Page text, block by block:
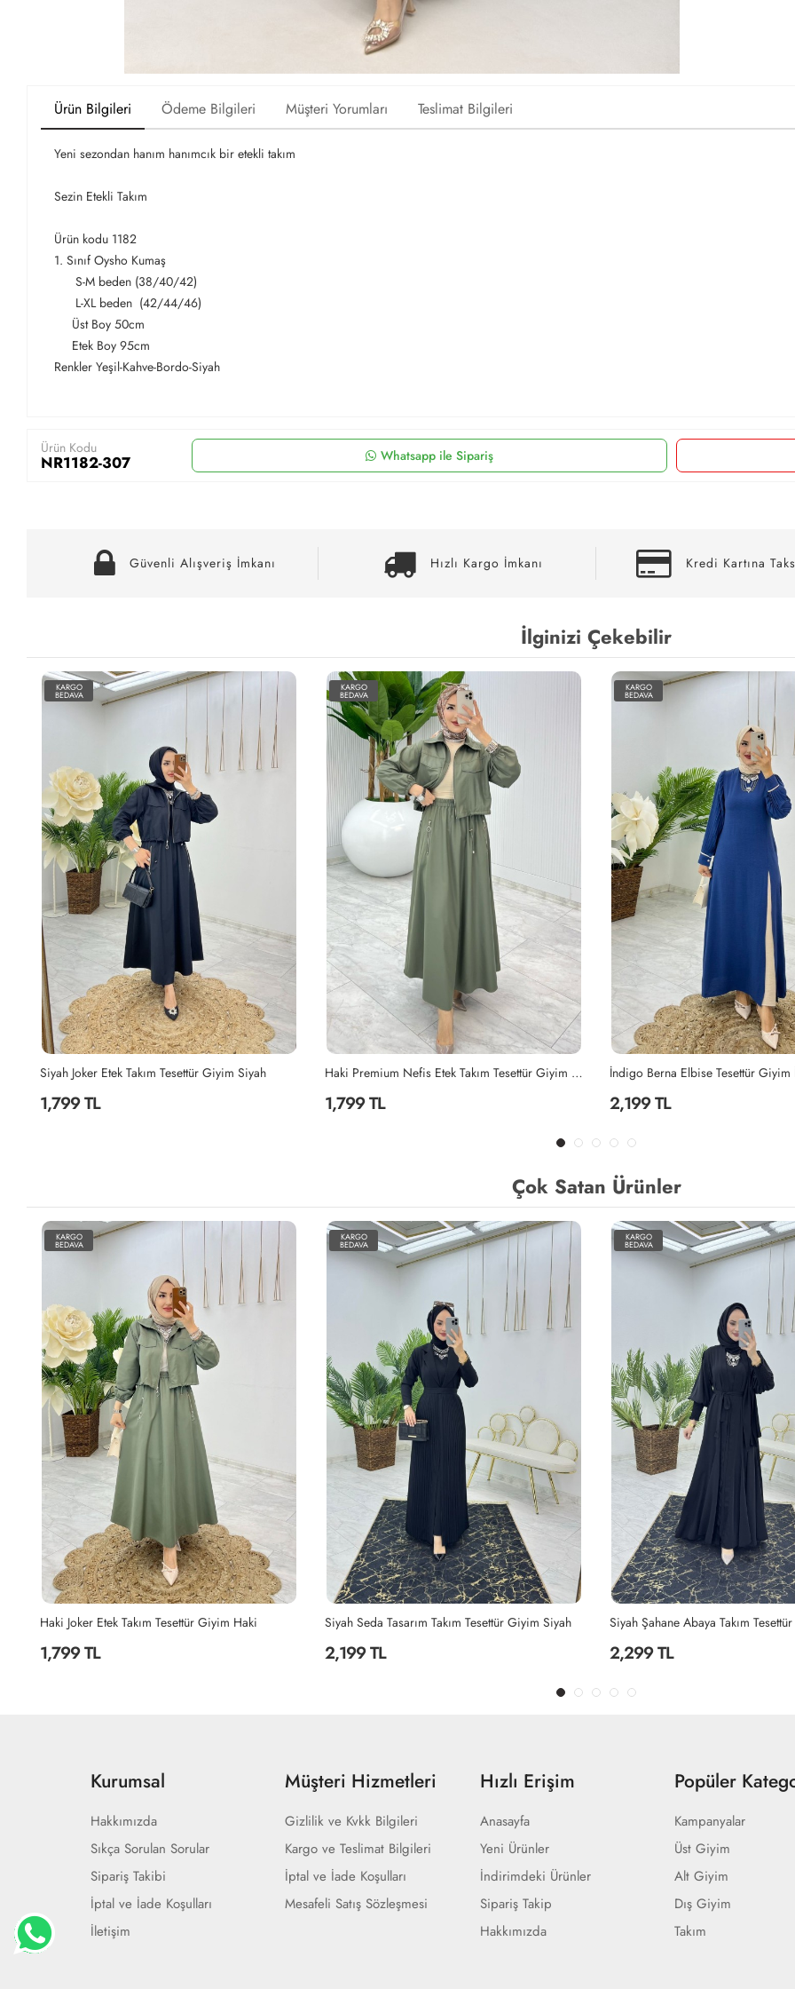
Ürün Bilgileri Ödeme Bilgileri Müşteri Yorumları Teslimat Bilgileri
Yeni sezondan hanım hanımcık bir etekli takım
Sezin Etekli Takım
Ürün kodu 1182
1. Sınıf Oysho Kumaş
S-M beden (38/40/42)
L-XL beden (42/44/46)
Üst Boy 50cm
Etek Boy 95cm
Renkler Yeşil-Kahve-Bordo-Siyah
Ürün Kodu
NR1182-307 Whatsapp ile Sipariş
Güvenli Alışveriş İmkanı Hızlı Kargo İmkanı Kredi Kartına
İlginizi Çekebilir
KARGO
BEDAVA
1,799 TL
KARGO
BEDAVA
İndigo Berna Elbise Tesettür Giyim İndigo
2,199 TL
KARGO
BEDAVA
Mahinur Takım Tesettür Giyim
2,199 TL
Çok Satan Ürünler
KARGO
BEDAVA
Siyah Seda Tasarım Takım Tesettür Giyim Siyah
2,199 TL
KARGO
BEDAVA
Siyah Şahane Abaya Takım Tesettür Giyim Siyah
2,299 TL
KARGO
BEDAVA
2,299 TL
Kurumsal
Hakkımızda
Sıkça Sorulan Sorular
Sipariş Takibi
İptal ve İade Koşulları
İletişim
Müşteri Hizmetleri
Gizlilik ve Kvkk Bilgileri
Kargo ve Teslimat Bilgileri
İptal ve İade Koşulları
Mesafeli Satış Sözleşmesi
Hızlı Erişim
Anasayfa
Yeni Ürünler
İndirimdeki Ürünler
Sipariş Takip
Hakkımızda
Popüler
Kampanyalar
Üst Giyim
Alt Giyim
Dış Giyim
Takım